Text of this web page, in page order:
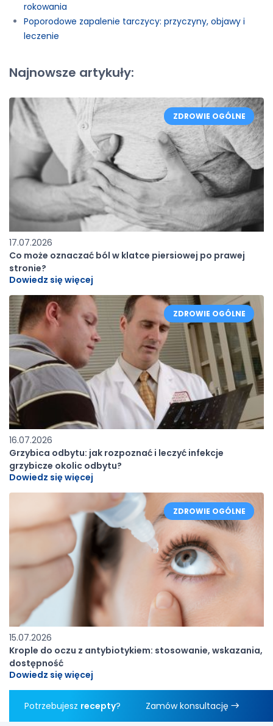
rokowania
Poporodowe zapalenie tarczycy: przyczyny, objawy i
leczenie
Najnowsze artykuły:
17.07.2026
Co może oznaczać ból w klatce piersiowej po prawej
stronie?
Dowiedz się więcej
ZDROWIE OGÓLNE
16.07.2026
Grzybica odbytu: jak rozpoznać i leczyć infekcje
grzybicze okolic odbytu?
Dowiedz się więcej
ZDROWIE OGÓLNE
15.07.2026
Krople do oczu z antybiotykiem: stosowanie, wskazania,
dostępność
Dowiedz się więcej
ZDROWIE OGÓLNE
Potrzebujesz recepty? Zamów konsultację